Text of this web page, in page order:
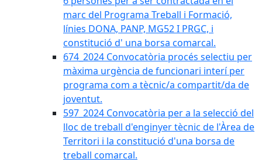
marc del Programa Treball i Formació,
línies DONA, PANP, MG52 I PRGC, i
constitució d' una borsa comarcal.
674_2024 Convocatòria procés selectiu per
màxima urgència de funcionari interí per
programa com a tècnic/a compartit/da de
joventut.
597_2024 Convocatòria per a la selecció del
lloc de treball d'enginyer tècnic de l'Àrea de
Territori i la constitució d'una borsa de
treball comarcal.